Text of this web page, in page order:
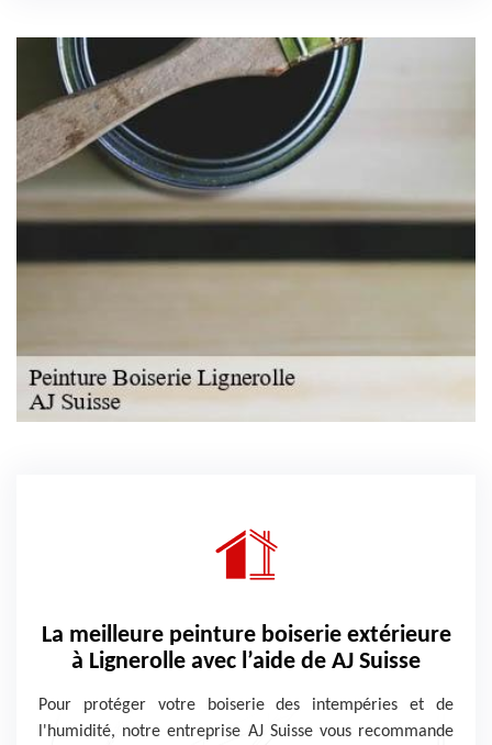
La meilleure peinture boiserie extérieure
à Lignerolle avec l’aide de AJ Suisse
Pour protéger votre boiserie des intempéries et de
l'humidité, notre entreprise AJ Suisse vous recommande